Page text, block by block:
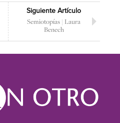
Siguiente Artículo
Semiotopías | Laura
Benech